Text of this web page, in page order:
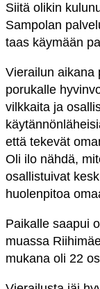
Siitä olikin
Sampolan
taas käymään
Vierailun aikana
porukalle
vilkkaita ja
että tekevät
Oli ilo nähdä,
osallistuivat
huolenpitoa
Paikalle saapui
muassa
mukana oli 22